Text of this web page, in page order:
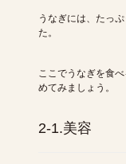
うなぎには、たっ
た。
ここでうなぎを食
めてみましょう。
2-1.美容